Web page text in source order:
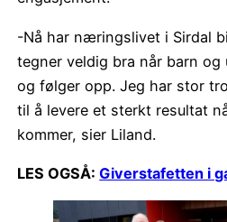
-Nå har næringslivet i Sirdal
tegner veldig bra når barn og
og følger opp. Jeg har stor
til å levere et sterkt resultat
kommer, sier Liland.
LES OGSÅ:Giverstafetten i